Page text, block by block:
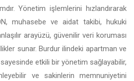
Yönetim işlemlerini hızlandırarak
muhasebe ve aidat takibi, hukuki
arayüzü, güvenilir veri koruması
sunar. Burdur ilindeki apartman ve
etkili bir yönetim sağlayabilir,
ve sakinlerin memnuniyetini